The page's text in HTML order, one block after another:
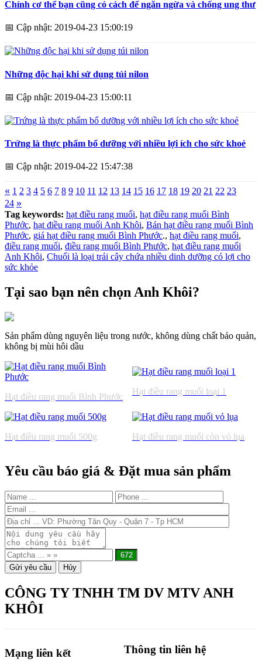
Chính cơ thể bạn cũng có cách để ngăn ngừa và chống ung thư
📅 Cập nhật: 2019-04-23 15:00:19
Những độc hại khi sử dụng túi nilon
📅 Cập nhật: 2019-04-23 15:00:11
Trứng là thực phẩm bổ dưỡng với nhiều lợi ích cho sức khoẻ
📅 Cập nhật: 2019-04-22 15:47:38
« 1 2 3 4 5 6 7 8 9 10 11 12 13 14 15 16 17 18 19 20 21 22 23
24 »
Tag keywords: hạt điều rang muối, hạt điều rang muối Bình
Phước, hạt điều rang muối Anh Khôi, Bán hạt điều rang muối Bình
Phước, giá hạt điều rang muối Bình Phước., hạt điều rang muối,
điều rang muối, điều rang muối Bình Phước, hạt điều rang muối
Anh Khôi, Chuối là loại trái cây chứa nhiều dinh dưỡng có lợi cho
sức khỏe
Tại sao bạn nên chọn Anh Khôi?
Sản phẩm dùng nguyên liệu trong nước, không dùng chất bảo quản,
không bị mùi hôi dầu
Hạt điều rang muối Bình Phước
Hạt điều rang muối loại 1
Hạt điều rang muối 500g Hạt điều rang muối còn vỏ lụa
Yêu cầu báo giá & Đặt mua sản phẩm
CÔNG TY TNHH TM DV MTV ANH
KHÔI
Mạng liên kết Thông tin liên hệ